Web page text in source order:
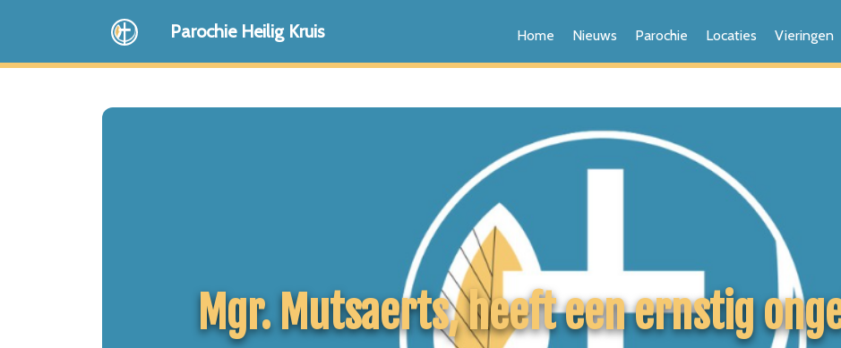
Parochie Heilig Kruis Home Nieuws Parochie Locaties Vieringen
Mgr. Mutsaerts, heeft een ernstig